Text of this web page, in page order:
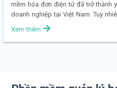
mềm hóa đơn điện tử đã trở thành
doanh nghiệp tại Việt Nam. Tuy
Xem thêm